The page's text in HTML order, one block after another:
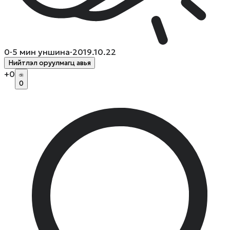
0·5 мин уншина·2019.10.22
Нийтлэл оруулмагц авья
+0
0